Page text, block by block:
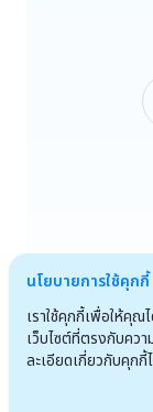
นโยบายการใช้คุกกี้
เราใช้คุกกี้เพื่อให้คุ
เว็บไซต์ที่ตรงกับคว
ละเอียดเกี่ยวกับคุกกี้